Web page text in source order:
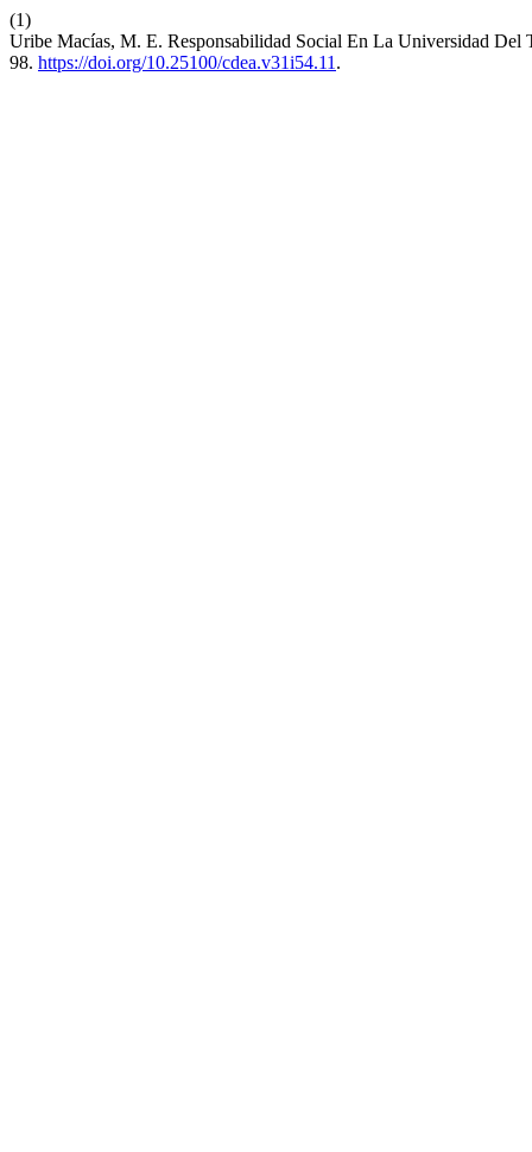
(1)
Uribe Macías, M. E. Responsabilidad Social En La Universidad
98. https://doi.org/10.25100/cdea.v31i54.11 .